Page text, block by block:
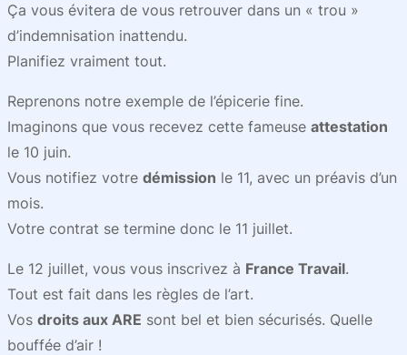
Ça vous évitera de vous retrouver dans un « trou »
d’indemnisation inattendu.
Planifiez vraiment tout.
Reprenons notre exemple de l’épicerie fine.
Imaginons que vous recevez cette fameuse attestation
le 10 juin.
Vous notifiez votre démission le 11, avec un préavis d’un
mois.
Votre contrat se termine donc le 11 juillet.
Le 12 juillet, vous vous inscrivez à France Travail.
Tout est fait dans les règles de l’art.
Vos droits aux ARE sont bel et bien sécurisés. Quelle
bouffée d’air !